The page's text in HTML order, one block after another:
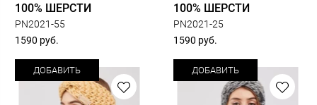
100% ШЕРСТИ
РN2021-55
1590 руб.
ДОБАВИТЬ
100% ШЕРСТИ
РN2021-25
1590 руб.
ДОБАВИТЬ